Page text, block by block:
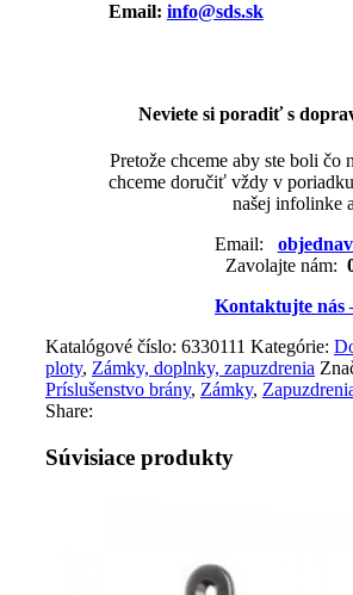
Email: info@sds.sk
Neviete si poradiť s
Pretože chceme aby ste boli čo
chceme doručiť vždy v
našej infolinke
Email:
Zavolajte nám:
Kontaktujte nás
Katalógové číslo: 6330111 Kategórie:
ploty, Zámky, doplnky, zapuzdrenia
Príslušenstvo brány, Zámky,
Share:
Súvisiace produkty